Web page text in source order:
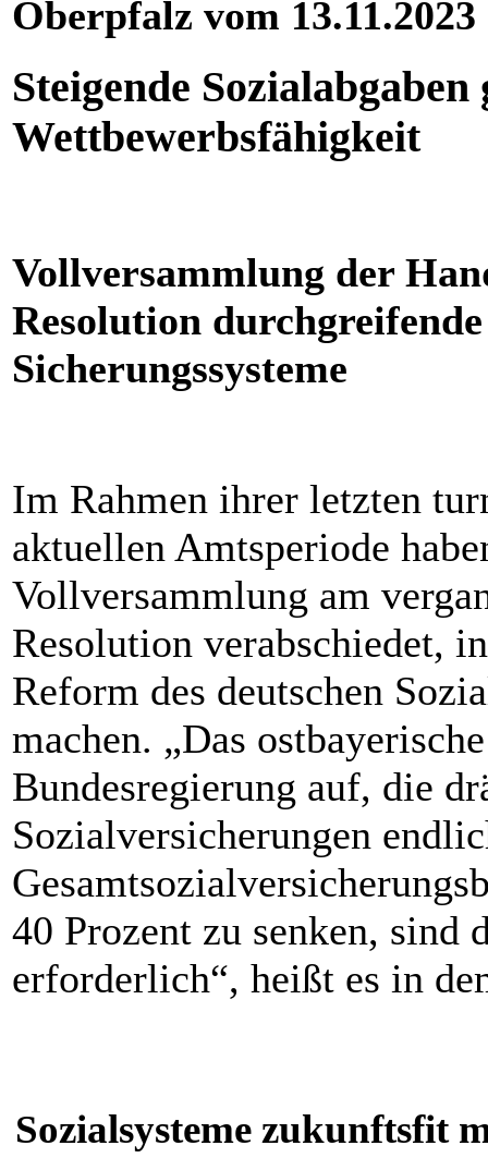
Oberpfalz vom 13.11.2023
Steigende
Wettbewerbsfähigkeit
Vollversammlung der
Resolution
Sicherungssysteme
Im Rahmen ihrer letzten
aktuellen Amtsperiode
Vollversammlung am
Resolution verabschiedet,
Reform des deutschen
machen. „Das
Bundesregierung auf, die
Sozialversicherungen
40 Prozent zu senken, sind
erforderlich“, heißt es in
Sozialsysteme zukunftsfit